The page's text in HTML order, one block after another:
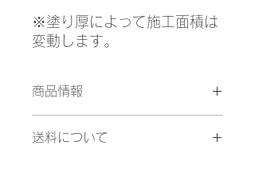
※塗り厚によって施工面積は
変動します。
商品情報
・『スムース』 1mm/約15㎡
送料について